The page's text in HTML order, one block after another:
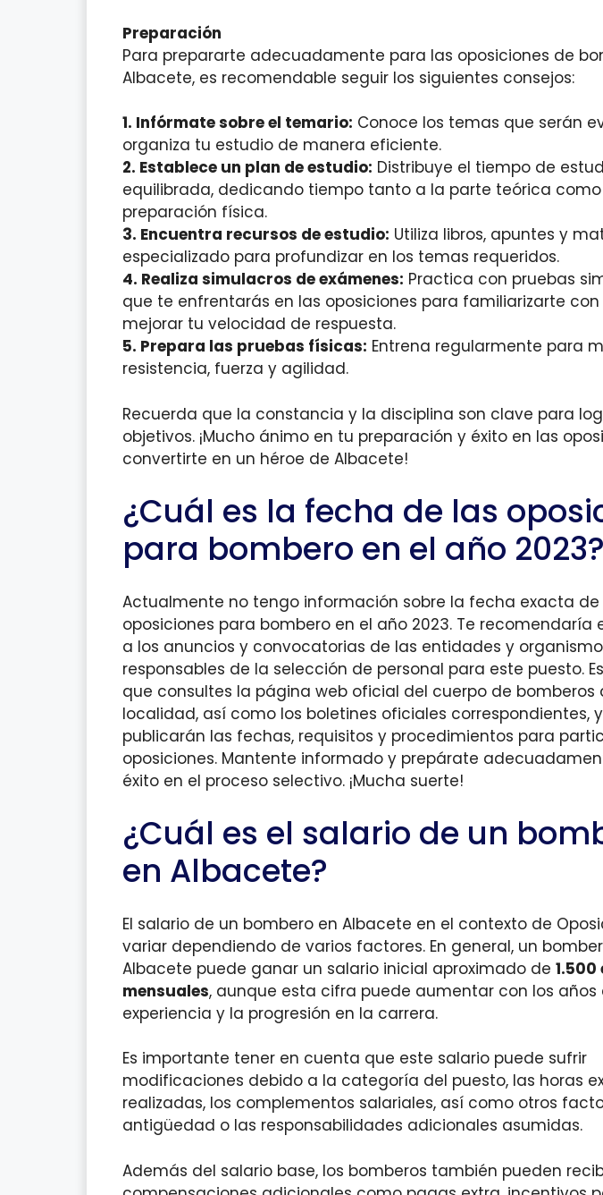
Preparación
Para prepararte adecuadamente para las oposiciones de
Albacete, es recomendable seguir los siguientes consejos:
1. Infórmate sobre el temario: Conoce los temas que serán
organiza tu estudio de manera eficiente.
2. Establece un plan de estudio: Distribuye el tiempo de
equilibrada, dedicando tiempo tanto a la parte teórica
preparación física.
3. Encuentra recursos de estudio: Utiliza libros, apuntes y
especializado para profundizar en los temas requeridos.
4. Realiza simulacros de exámenes: Practica con pruebas
que te enfrentarás en las oposiciones para familiarizarte
mejorar tu velocidad de respuesta.
5. Prepara las pruebas físicas: Entrena regularmente para
resistencia, fuerza y agilidad.
Recuerda que la constancia y la disciplina son clave para
objetivos. ¡Mucho ánimo en tu preparación y éxito en las
convertirte en un héroe de Albacete!
¿Cuál es la fecha de las
para bombero en el año 2023?
Actualmente no tengo información sobre la fecha exacta de
oposiciones para bombero en el año 2023. Te recomendaría
a los anuncios y convocatorias de las entidades y
responsables de la selección de personal para este puesto.
que consultes la página web oficial del cuerpo de bomberos
localidad, así como los boletines oficiales correspondientes,
publicarán las fechas, requisitos y procedimientos para
oposiciones. Mantente informado y prepárate
éxito en el proceso selectivo. ¡Mucha suerte!
¿Cuál es el salario de un
en Albacete?
El salario de un bombero en Albacete en el contexto de
variar dependiendo de varios factores. En general, un
Albacete puede ganar un salario inicial aproximado de
mensuales, aunque esta cifra puede aumentar con los años
experiencia y la progresión en la carrera.
Es importante tener en cuenta que este salario puede sufrir
modificaciones debido a la categoría del puesto, las horas
realizadas, los complementos salariales, así como otros
antigüedad o las responsabilidades adicionales asumidas.
Además del salario base, los bomberos también pueden